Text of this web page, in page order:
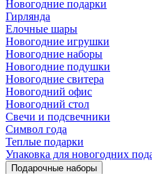
Новогодние подарки
Гирлянда
Елочные шары
Новогодние игрушки
Новогодние наборы
Новогодние подушки
Новогодние свитера
Новогодний офис
Новогодний стол
Свечи и подсвечники
Символ года
Теплые подарки
Упаковка для новогодних
Подарочные наборы